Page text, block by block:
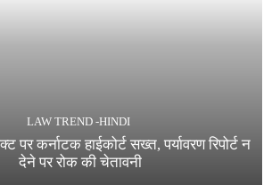
LAW TREND -HINDI
पर कर्नाटक हाईकोर्ट सख्त, पर्यावरण रिपोर्ट न
देने पर रोक की चेतावनी